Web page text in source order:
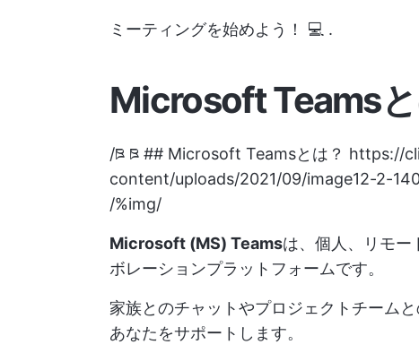
ミーティングを始めよう！ 💻 .
Microsoft Teamsと
/ཋ ཋ ## Microsoft Teamsとは？ https://
content/uploads/2021/09/image12-2-
/%img/
Microsoft (MS) Teamsは、個人、リモー
ボレーションプラットフォームです。
家族とのチャットやプロジェクトチーム
あなたをサポートします。